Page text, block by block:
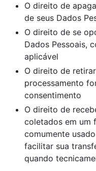
O direito de
de seus Dados
O direito de se
Dados Pessoais,
aplicável
O direito de
processamento
consentimento
O direito de
coletados em um
comumente
facilitar sua
quando